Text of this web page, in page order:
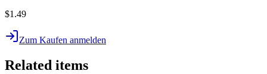
$1.49
Zum Kaufen anmelden
Related items